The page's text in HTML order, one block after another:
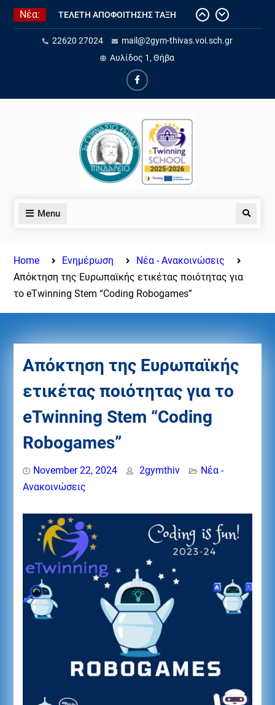
Νέα:
2025-2026
Ετήσια έκθεση εσωτερικής
αξιολόγησης εκπαιδευτικού
έργου σχ. έτους 25-26
Τελετή αποφοίτησης σχ. έτος 25-
έργου “Water for Life: Exploring
Sustainability through STEAM and
Eνημέρωση για την «Ηλεκτρονική
Αίτηση εγγραφής, ανανέωσης
και Π.ΕΠΑ.Λ., για το σχολικό έτος
22620 27024
mail@2gym-thivas.voi.sch.gr
Αυλίδος 1, Θήβα
Menu
Home Ενημέρωση
Νέα - Ανακοινώσεις
Απόκτηση της Ευρωπαϊκής ετικέτας ποιότητας για
το eTwinning Stem “Coding Robogames”
Απόκτηση της Ευρωπαϊκής
ετικέτας ποιότητας για το
eTwinning Stem “Coding
Robogames”
November 22, 2024 2gymthiv
Νέα -
Ανακοινώσεις